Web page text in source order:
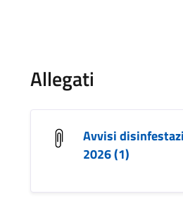
Allegati
Avvisi
2026 (1)